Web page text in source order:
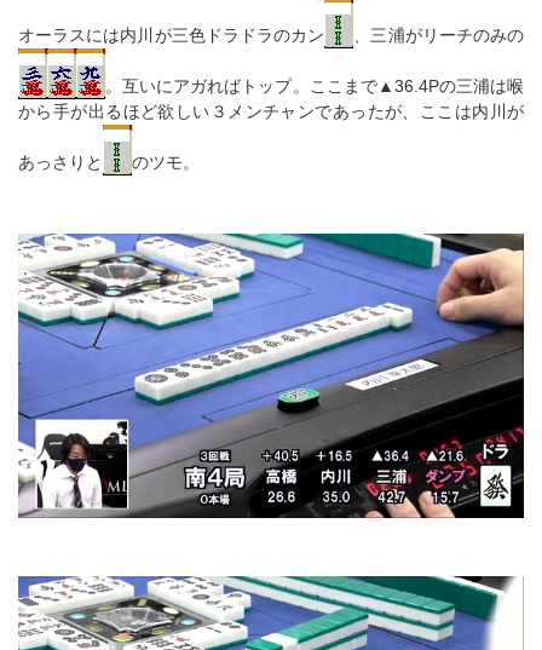
オーラスには内川が三色ドラドラのカン 、三浦がリーチのみの
。互いにアガればトップ。ここまで▲36.4Pの三浦は喉
から手が出るほど欲しい３メンチャンであったが、ここは内川が
あっさりと のツモ。